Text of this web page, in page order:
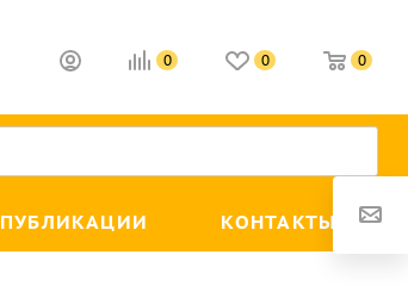
0 0 0
ПУБЛИКАЦИИ КОНТАКТЫ